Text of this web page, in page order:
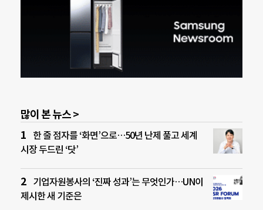
많이 본 뉴스 >
한 줄 점자를 ‘화면’으로…50년 난제 풀고 세계
시장 두드린 ‘닷’
기업자원봉사의 ‘진짜 성과’는 무엇인가…UN이
제시한 새 기준은